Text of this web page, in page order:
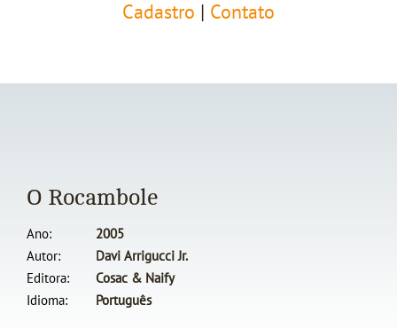
Cadastro
Contato
O Rocambole
Ano
2005
Autor
Davi Arrigucci Jr.
Editora
Cosac & Naify
Idioma
Português